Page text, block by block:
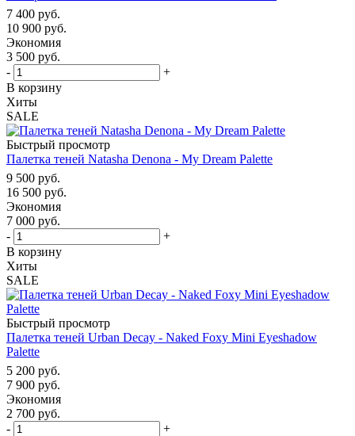
7 400 руб.
10 900 руб.
Экономия
3 500 руб.
-
+
В корзину
Хиты
SALE
Быстрый просмотр
Палетка теней Natasha Denona - My Dream Palette
9 500 руб.
16 500 руб.
Экономия
7 000 руб.
-
+
В корзину
Хиты
SALE
Быстрый просмотр
Палетка теней Urban Decay - Naked Foxy Mini Eyeshadow
Palette
5 200 руб.
7 900 руб.
Экономия
2 700 руб.
-
+